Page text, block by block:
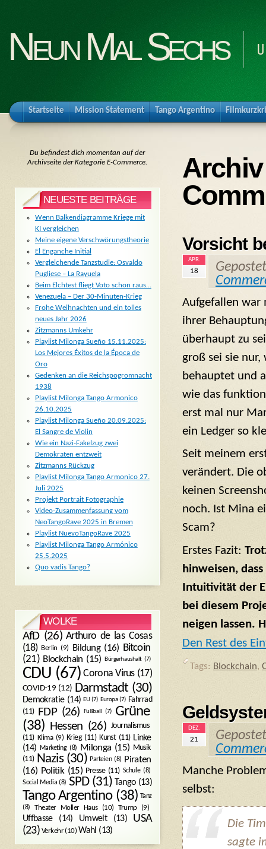
Neun Mal Sechs
Startseite Mission Statement Tango Argentino
Vorsicht
APR.
18
Aufgefallen war
ihrer
überhaupt zu
groß sei sie
behauptet und
wie das
erst mal nur
ein Ledger so
Seit meinem
verändert. Die
keinen
noch. Ist Mina
Scam?
Erstes Fazit:
hinweisen,
Intuitivität der
bei diesem
neigen lassen.
Den Rest des
Tags: Blockchain,
DEZ.
21
Manche
selbst:
Die
sagte
Du befindest dich momentan auf der
Archivseite der Kategorie E-Commerce.
NEUESTE BEITRÄGE
Wenn Balkendiagramme Kriege mit
KI vergleichen
Meine eigene Verschwörungstheorie
El Enganche Initial
Vergleichende Tanzstudie: Osvaldo
Pugliese – La Rayuela
Beim Elchtest fliegt Voto schon raus…
Venezuela – Der 30-Minuten-Krieg
Frohe Weihnachten und ein tolles
neues Jahr 2026
Zitzmanns Umkehr
Playlist Milonga Sueño 15.11.2025:
Los Mejores Éxitos de la Época de
Oro
Gedenken an die Reichspogromnacht
1938
Playlist Milonga Tango Armonico
26.10.2025
Playlist Milonga Sueño 20.09.2025:
El Sangre de Violin
Wie ein Nazi-Fakelzug zwei
Demokraten entzweit
Zitzmanns Rückzug
Playlist Milonga Tango Armonico 27.
Juli 2025
Projekt Portrait Fotographie
Video-Zusammenfassung vom
NeoTangoRave 2025 in Bremen
Playlist NuevoTangoRave 2025
Playlist Milonga Tango Armónico
25.5.2025
Quo vadis Tango?
WOLKE
AfD(26) Arthuro de las Cosas
(18) Berlin (9) Bildung(16) Bitcoin
(21) Blockchain (15) Bürgerhaushalt (7)
CDU (67) Corona Virus(17)
COVID-19 (12) Darmstadt (30)
Demokratie(14) EU(7) Europa(7) Fahrrad
(11)
FDP(26) Fußball (7)
Grüne
(38) Hessen (26) Journalismus
(11) Klima(9) Krieg(11) Kunst(11) Linke
(14) Marketing(8) Milonga(15) Musik
(11) Nazis(30) Parteien(8) Piraten
(16) Politik(15) Presse(11) Schule(8)
Social Media (8) SPD(31) Tango(13)
Tango Argentino(38) Tanz
(8)
Theater Moller Haus(10) Trump(9)
Uffbasse(14) Umwelt(13)
USA
(23) Verkehr(10) Wahl (13)